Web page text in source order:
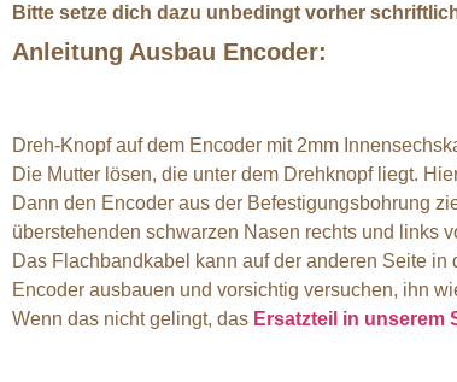
Bitte setze dich dazu unbedingt vorher
Anleitung Ausbau Encoder:
Dreh-Knopf auf dem Encoder mit 2mm
Die Mutter lösen, die unter dem Drehknopf liegt.
Dann den Encoder aus der Befestigungsbohrung
überstehenden schwarzen Nasen rechts und links
Das Flachbandkabel kann auf der anderen Seite in
Encoder ausbauen und vorsichtig versuchen, ihn
Wenn das nicht gelingt, das Ersatzteil in unserem